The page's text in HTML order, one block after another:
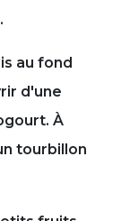
au fond
d'une
À
tourbillon